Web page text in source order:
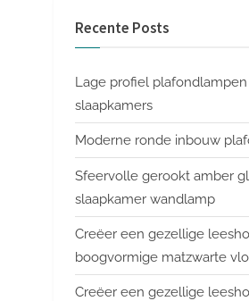
Recente Posts
Lage profiel
slaapkamers
Moderne ronde inbouw
Sfeervolle gerookt amber
slaapkamer wandlamp
Creëer een gezellige
boogvormige matzwarte
Creëer een gezellige